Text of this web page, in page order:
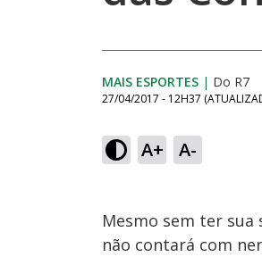
MAIS ESPORTES | Do R7
27/04/2017 - 12H37
A+ A-
Mesmo sem ter sua
não contará com